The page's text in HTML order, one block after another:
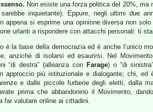
Non esiste una forza politica del 20%,
inquietante). Eppure, negli ultimi due
appena si esprime una opinione diversa non
urlanti a rispondere con attacchi personali: ti
è la base della democrazia ed è anche l’unico
anziché di isolarsi ed esaurirsi. Nel
“di destra” (alleanza con Farage) o “di
approccio più istituzionale e dialogante; chi, ed
e dalle piccole furberie degli eletti, dalla
prima che abbandonino il Movimento,
far valutare online ai cittadini.